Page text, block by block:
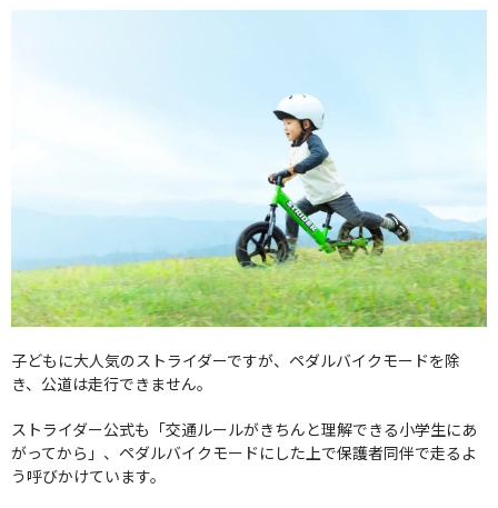
子どもに大人気のストライダーですが、ペダルバイクモードを除
き、公道は走行できません。
ストライダー公式も「交通ルールがきちんと理解できる小学生にあ
がってから」、ペダルバイクモードにした上で保護者同伴で走るよ
う呼びかけています。